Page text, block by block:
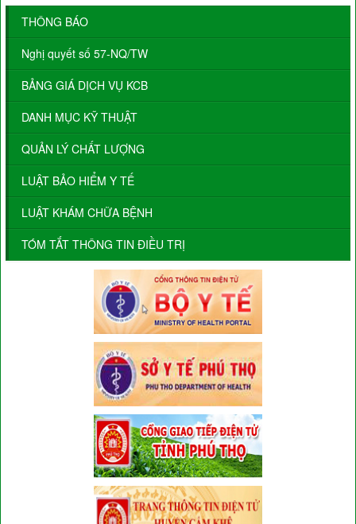
THÔNG BÁO
Nghị quyết số 57-NQ/TW
BẢNG GIÁ DỊCH VỤ KCB
DANH MỤC KỸ THUẬT
QUẢN LÝ CHẤT LƯỢNG
LUẬT BẢO HIỂM Y TẾ
LUẬT KHÁM CHỮA BỆNH
TÓM TẮT THÔNG TIN ĐIỀU TRỊ